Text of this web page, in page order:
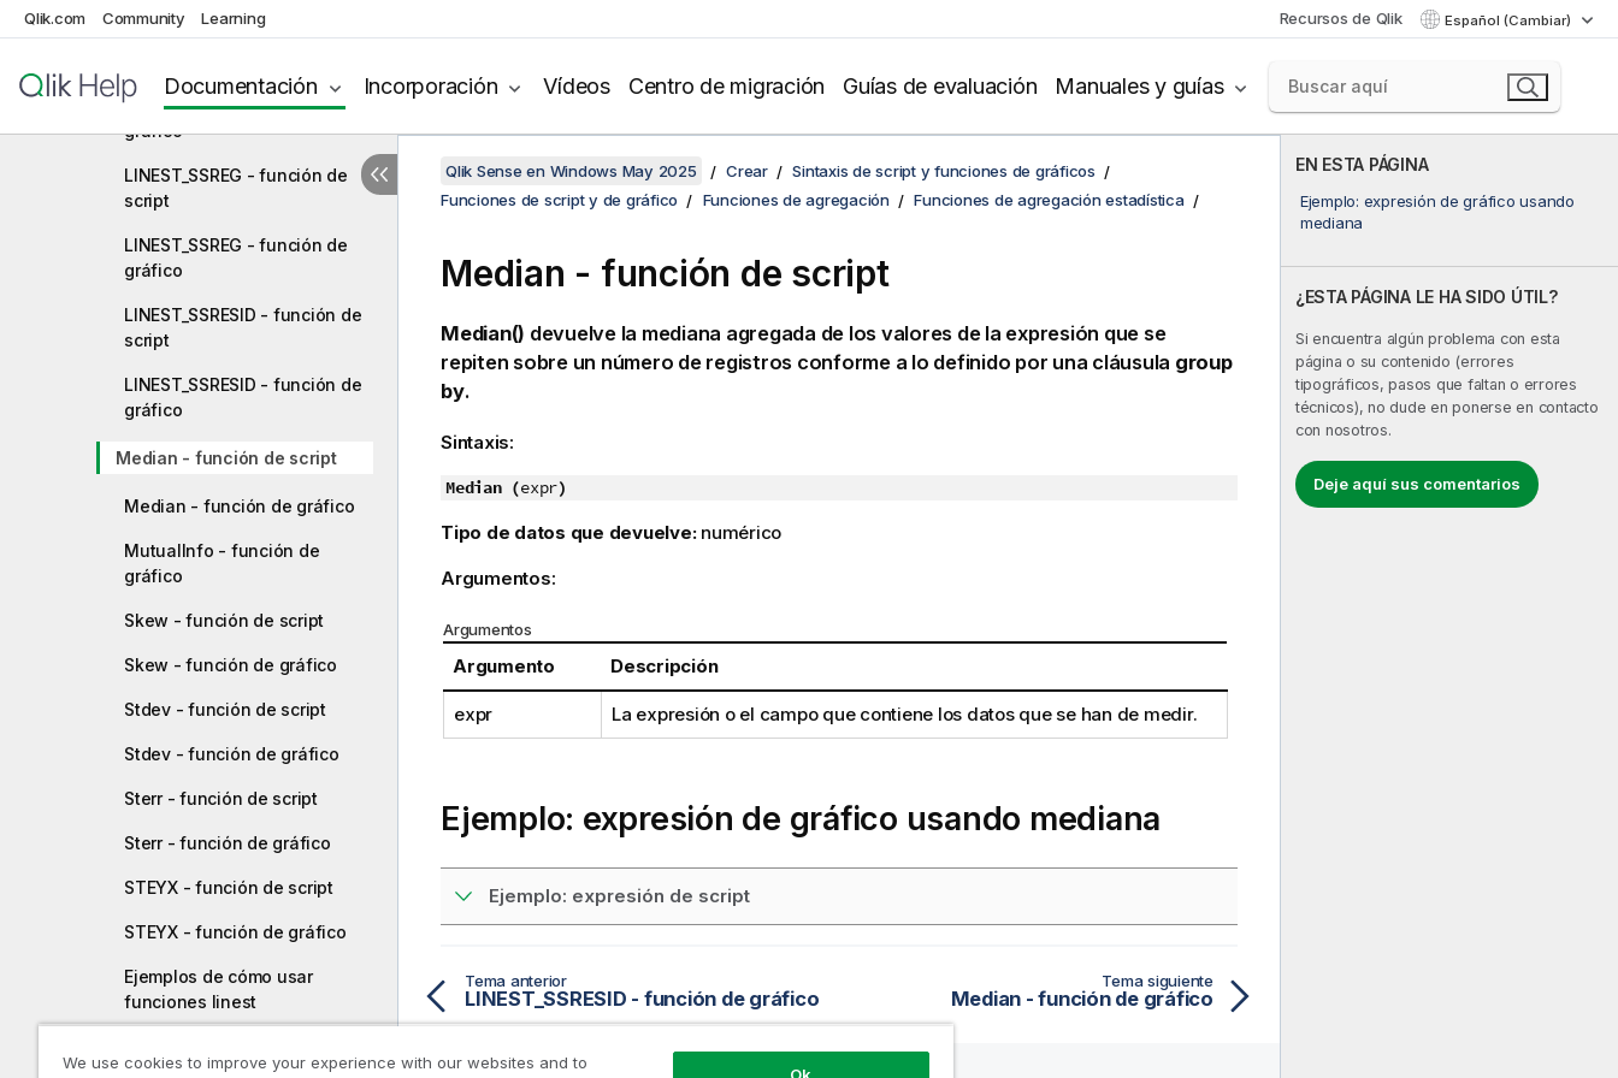
Qlik.com Community Learning Recursos de Qlik Español (Cambiar)
Documentación Incorporación Vídeos Centro de migración Guías de evaluación Manuales y guías
LINEST_SEY - función de
LINEST_SEY - función de
gráfico
LINEST_SSREG - función de
script
LINEST_SSREG - función de
gráfico
LINEST_SSRESID - función de
script
LINEST_SSRESID - función de
gráfico
Median - función de script
Median - función de gráfico
MutualInfo - función de
gráfico
Skew - función de script
Skew - función de gráfico
Stdev - función de script
Stdev - función de gráfico
Sterr - función de script
Sterr - función de gráfico
STEYX - función de script
STEYX - función de gráfico
Ejemplos de cómo usar
funciones linest
Funciones estadísticas de
EN ESTA PÁGINA
Ejemplo: expresión de gráfico usando
mediana
¿ESTA PÁGINA LE HA SIDO ÚTIL?
Si encuentra algún problema con esta
página o su contenido (errores
tipográficos, pasos que faltan o errores
técnicos), no dude en ponerse en contacto
con nosotros.
Deje aquí sus comentarios
Qlik Sense en Windows May 2025 Crear
Sintaxis de script y funciones de gráficos
Funciones de script y de gráfico
Funciones de agregación Funciones de agregación estadística
Median - función de script
Median() devuelve la mediana agregada de los valores de la expresión que se
repiten sobre un número de registros conforme a lo definido por una cláusula group
by.
Sintaxis:
Median (expr)
Tipo de datos que devuelve: numérico
Argumentos:
Argumentos
Argumento Descripción
expr La expresión o el campo que contiene los datos que se han de medir.
Ejemplo: expresión de gráfico usando mediana
Ejemplo: expresión de script
Tema anterior
LINEST_SSRESID - función de gráfico
Tema siguiente
Median - función de gráfico
We use cookies to improve your experience with our websites and to